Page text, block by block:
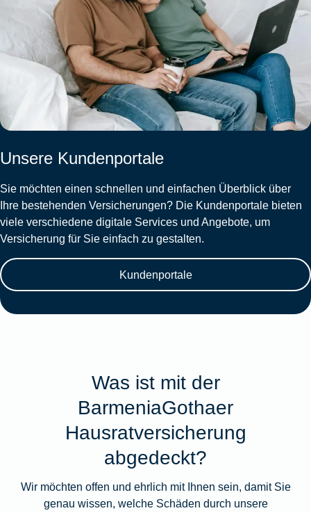
Unsere Kundenportale
Sie möchten einen schnellen und einfachen Überblick über
Ihre bestehenden Versicherungen? Die Kundenportale bieten
viele verschiedene digitale Services und Angebote, um
Versicherung für Sie einfach zu gestalten.
Kundenportale
Was ist mit der
BarmeniaGothaer
Hausratversicherung
abgedeckt?
Wir möchten offen und ehrlich mit Ihnen sein, damit Sie
genau wissen, welche Schäden durch unsere